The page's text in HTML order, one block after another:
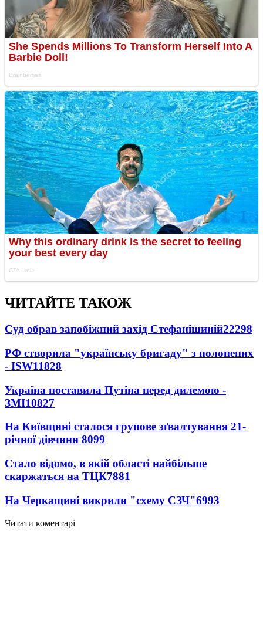
ЧИТАЙТЕ ТАКОЖ
Суд обрав запобіжний захід Стефанішиній22298
РФ створила "українську бригаду" з полонених
- ISW11828
Україна поставила Путіна перед дилемою -
ЗМІ10827
На Київщині сталося групове зґвалтування 21-
річної дівчини 8099
Стало відомо, в якій області найбільше
скаржаться на ТЦК7881
На Черкащині викрили "схему СЗЧ"6993
Читати коментарі